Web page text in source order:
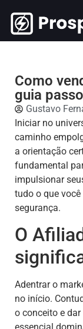
Como
guia
Gustavo
Iniciar no
caminho
a orientação
fundamental
impulsionar
tudo o que
segurança.
O
Adentrar o
no início.
o conceito e